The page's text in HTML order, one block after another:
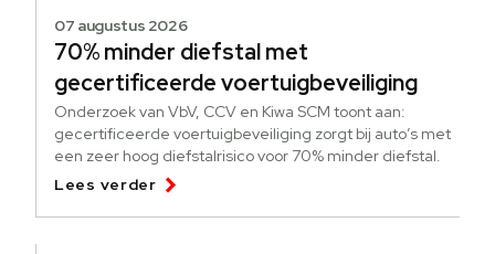
07 augustus 2026
70% minder diefstal met
gecertificeerde voertuigbeveiliging
Onderzoek van VbV, CCV en Kiwa SCM toont aan:
gecertificeerde voertuigbeveiliging zorgt bij auto’s met
een zeer hoog diefstalrisico voor 70% minder diefstal.
Lees verder